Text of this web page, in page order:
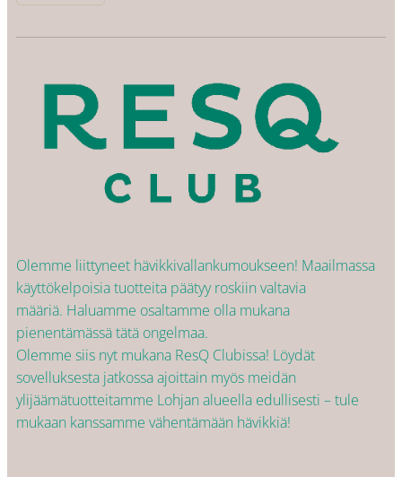
Olemme liittyneet hävikkivallankumoukseen! Maailmassa
käyttökelpoisia tuotteita päätyy roskiin valtavia
määriä. Haluamme osaltamme olla mukana
pienentämässä tätä ongelmaa.
Olemme siis nyt mukana ResQ Clubissa! Löydät
sovelluksesta jatkossa ajoittain myös meidän
ylijäämätuotteitamme Lohjan alueella edullisesti – tule
mukaan kanssamme vähentämään hävikkiä!